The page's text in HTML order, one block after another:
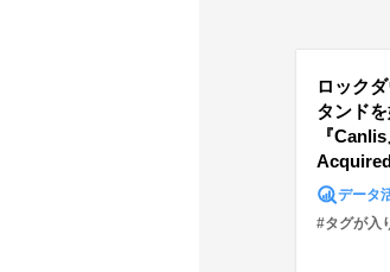
ロック
タンド
『
データ
#タグが入